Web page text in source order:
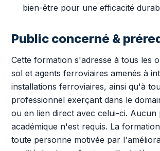
bien-être pour une efficacité
Public concerné &
Cette formation s'adresse à tous les
sol et agents ferroviaires amenés à
installations ferroviaires, ainsi qu'à
professionnel exerçant dans le
ou en lien direct avec celui-ci. Aucun
académique n'est requis. La
toute personne motivée par